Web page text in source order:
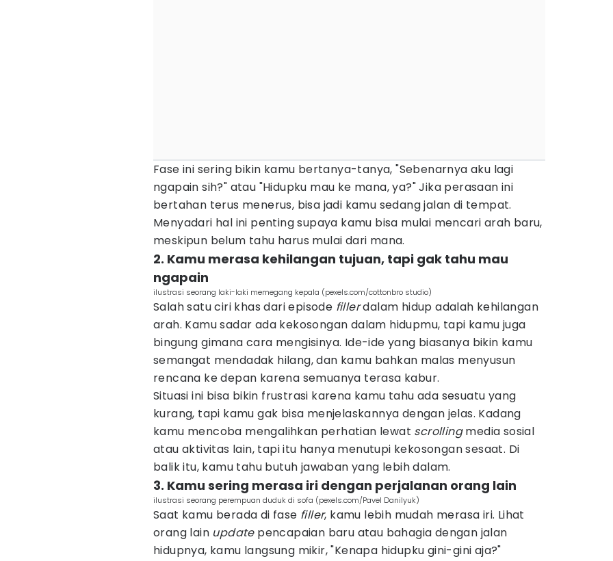
Fase ini sering bikin kamu bertanya-tanya, "Sebenarnya aku lagi
ngapain sih?" atau "Hidupku mau ke mana, ya?" Jika perasaan ini
bertahan terus menerus, bisa jadi kamu sedang jalan di tempat.
Menyadari hal ini penting supaya kamu bisa mulai mencari arah baru,
meskipun belum tahu harus mulai dari mana.
2. Kamu merasa kehilangan tujuan, tapi gak tahu mau
ngapain
ilustrasi seorang laki-laki memegang kepala (pexels.com/cottonbro studio)
Salah satu ciri khas dari episode fillerdalam hidup adalah kehilangan
arah. Kamu sadar ada kekosongan dalam hidupmu, tapi kamu juga
bingung gimana cara mengisinya. Ide-ide yang biasanya bikin kamu
semangat mendadak hilang, dan kamu bahkan malas menyusun
rencana ke depan karena semuanya terasa kabur.
Situasi ini bisa bikin frustrasi karena kamu tahu ada sesuatu yang
kurang, tapi kamu gak bisa menjelaskannya dengan jelas. Kadang
kamu mencoba mengalihkan perhatian lewat scrollingmedia sosial
atau aktivitas lain, tapi itu hanya menutupi kekosongan sesaat. Di
balik itu, kamu tahu butuh jawaban yang lebih dalam.
3. Kamu sering merasa iri dengan perjalanan orang lain
ilustrasi seorang perempuan duduk di sofa (pexels.com/Pavel Danilyuk)
Saat kamu berada di fase filler, kamu lebih mudah merasa iri. Lihat
orang lain update pencapaian baru atau bahagia dengan jalan
hidupnya, kamu langsung mikir, "Kenapa hidupku gini-gini aja?"